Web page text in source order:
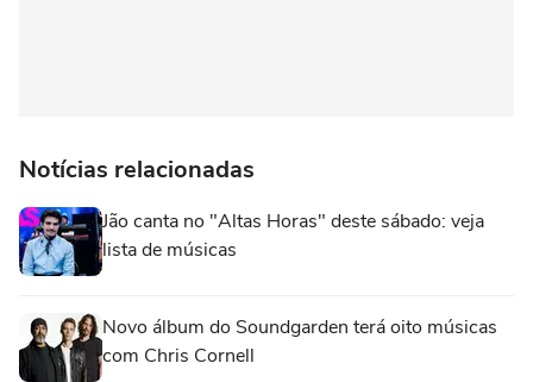
Notícias relacionadas
Jão canta no "Altas Horas" deste sábado: veja
lista de músicas
Novo álbum do Soundgarden terá oito músicas
com Chris Cornell